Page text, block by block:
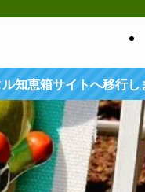
知恵箱サイトへ移行し